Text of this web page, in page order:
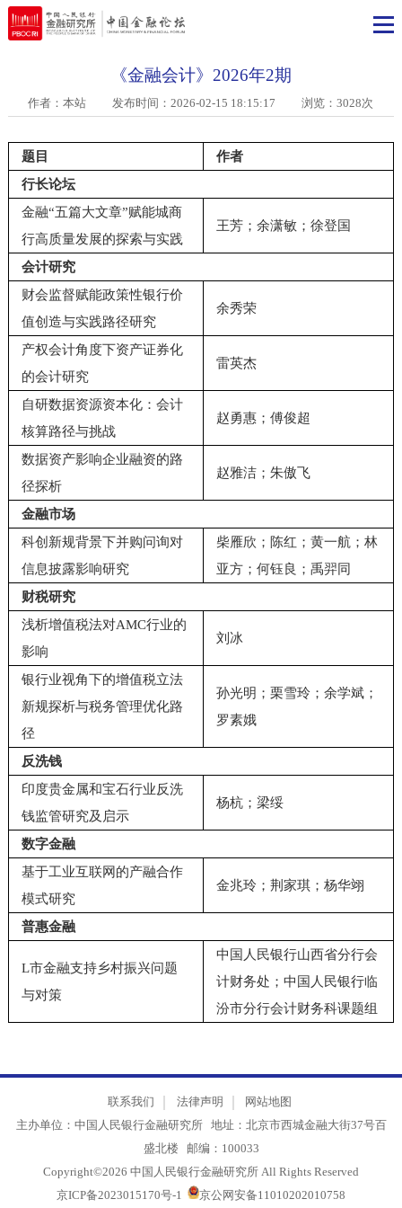
《金融会计》2026年2期
作者：本站发布时间：2026-02-15 18:15:17 浏览：3028次
题目 作者
行长论坛
金融“五篇大文章”赋能城商
行高质量发展的探索与实践
王芳；余潇敏；徐登国
会计研究
值创造与实践路径研究
产权会计角度下资产证券化
的会计研究
自研数据资源资本化：会计
核算路径与挑战
数据资产影响企业融资的路
径探析
赵雅洁；朱傲飞
金融市场
科创新规背景下并购问询对
信息披露影响研究
柴雁欣；陈红；黄一航；林
财税研究
浅析增值税法对AMC行业的
影响
刘冰
银行业视角下的增值税立法
新规探析与税务管理优化路
径
孙光明；栗雪玲；余学斌；
反洗钱
印度贵金属和宝石行业反洗
钱监管研究及启示
数字金融
基于工业互联网的产融合作
模式研究
普惠金融
L市金融支持乡村振兴问题
中国人民银行山西省分行会
主办单位：中国人民银行金融研究所 地址：北京市西城金融大街37号